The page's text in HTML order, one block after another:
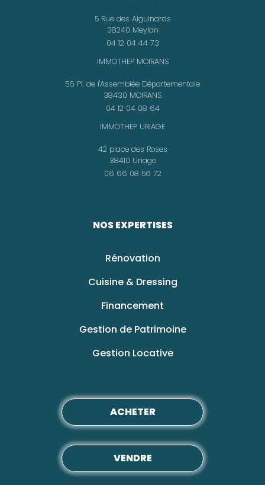
5 Rue des Aiguinards
38240 Meylan
04 12 04 44 73
IMMOTHEP MOIRANS
56 Pl. de l'Assemblée Départementale
38430 MOIRANS
04 12 04 08 64
IMMOTHEP URIAGE
42 place des Roses
38410 Uriage
06 66 08 56 72
NOS EXPERTISES
Rénovation
Cuisine & Dressing
Financement
Gestion de Patrimoine
Gestion Locative
ACHETER
VENDRE